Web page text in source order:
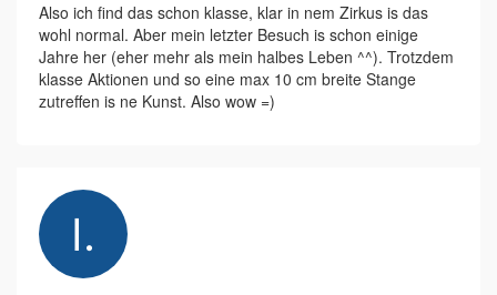
Also ich find das schon klasse, klar in nem Zirkus is das
wohl normal. Aber mein letzter Besuch is schon einige
Jahre her (eher mehr als mein halbes Leben ^^). Trotzdem
klasse Aktionen und so eine max 10 cm breite Stange
zutreffen is ne Kunst. Also wow =)